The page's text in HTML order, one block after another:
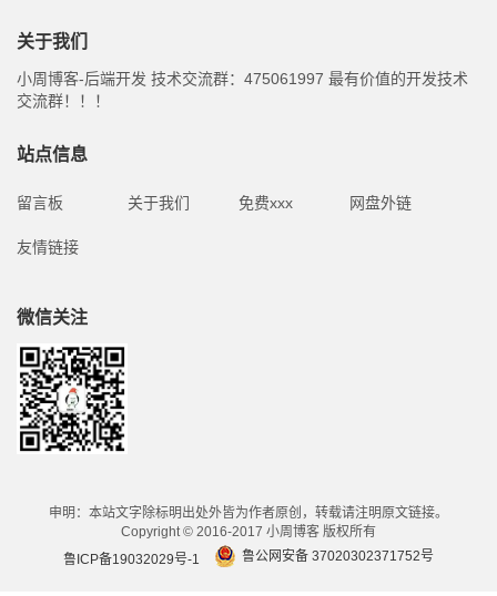
关于我们
小周博客-后端开发 技术交流群：475061997 最有价值的开发技术
交流群！！！
站点信息
留言板 关于我们 免费xxx 网盘外链
友情链接
微信关注
申明：本站文字除标明出处外皆为作者原创，转载请注明原文链接。
Copyright © 2016-2017 小周博客 版权所有
鲁ICP备19032029号-1
鲁公网安备 37020302371752号